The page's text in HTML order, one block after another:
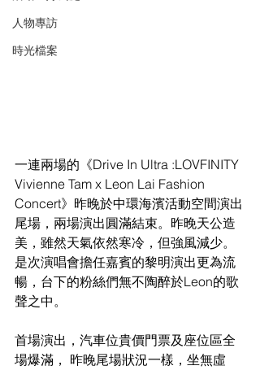
人物專訪
時光檔案
一連兩場的《Drive In Ultra :LOVFINITY
Vivienne Tam x Leon Lai Fashion
Concert》昨晚於中環海濱活動空間演出
尾場，兩場演出圓滿結束。昨晚天公造
美，雖然天氣依然寒冷，但強風減少。
是次演唱會擔任嘉賓的黎明演出更為流
暢，台下的粉絲們無不陶醉於Leon的歌
聲之中。
首場演出，汽車位貴價門票及座位區全
場爆滿， 昨晚尾場狀況一樣，坐無虛